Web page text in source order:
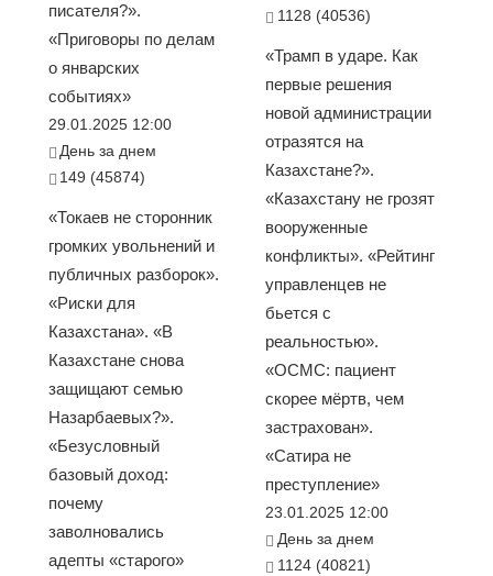
писателя?».
«Приговоры по делам
о январских
событиях»
29.01.2025 12:00
День за днем
149 (45874)
«Токаев не сторонник
громких увольнений и
публичных разборок».
«Риски для
Казахстана». «В
Казахстане снова
защищают семью
Назарбаевых?».
«Безусловный
базовый доход:
почему
заволновались
адепты «старого»
1128 (40536)
«Трамп в ударе. Как
первые решения
новой администрации
отразятся на
Казахстане?».
«Казахстану не грозят
вооруженные
конфликты». «Рейтинг
управленцев не
бьется с
реальностью».
«ОСМС: пациент
скорее мёртв, чем
застрахован».
«Сатира не
преступление»
23.01.2025 12:00
День за днем
1124 (40821)